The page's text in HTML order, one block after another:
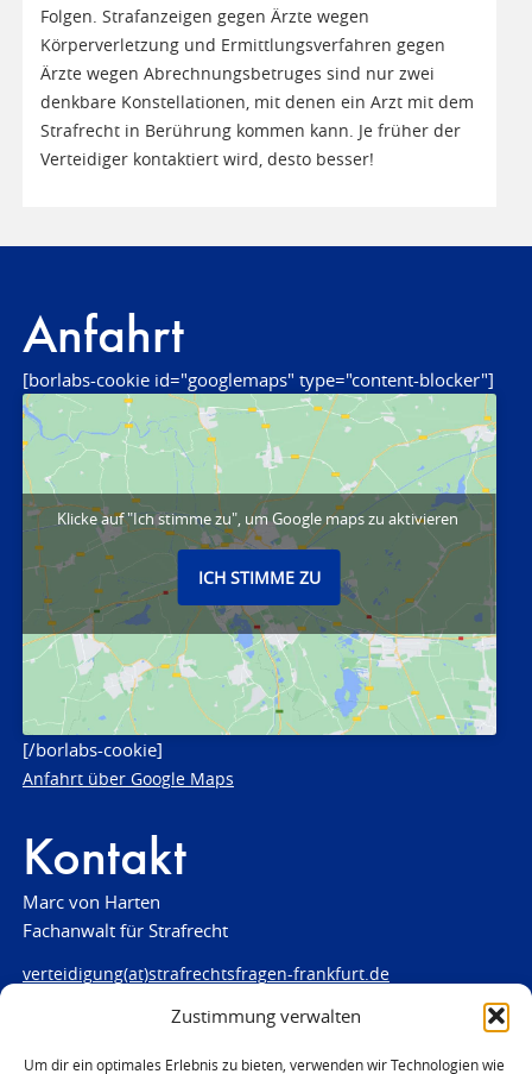
Zustimmung verwalten
Um dir ein optimales Erlebnis zu bieten, verwenden wir Technologien wie
Folgen. Strafanzeigen gegen Ärzte wegen
Körperverletzung und Ermittlungsverfahren gegen
Ärzte wegen Abrechnungsbetruges sind nur zwei
denkbare Konstellationen, mit denen ein Arzt mit dem
Strafrecht in Berührung kommen kann. Je früher der
Verteidiger kontaktiert wird, desto besser!
Anfahrt
[borlabs-cookie id="googlemaps" type="content-blocker"]
Klicke auf "Ich stimme zu", um Google maps zu aktivieren
ICH STIMME ZU
[/borlabs-cookie]
Anfahrt über Google Maps
Kontakt
Marc von Harten
Fachanwalt für Strafrecht
verteidigung(at)strafrechtsfragen-frankfurt.de
www.strafrechtsfragen-frankfurt.de
Louisenstraße 84